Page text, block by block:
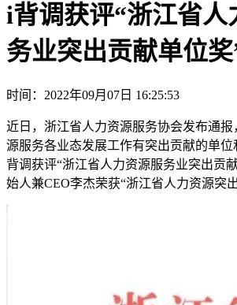
i背调获评“浙江省人
务业突出贡献单位奖
时间：2022年09月07日 16:25:53
近日，浙江省人力资源服务协会发布通
源服务各业态发展工作有突出贡献的单
背调获评“浙江省人力资源服务业突出贡
始人兼CEO李杰荣获“浙江省人力资源突